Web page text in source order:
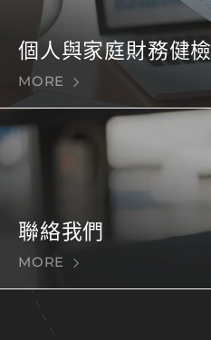
個人與家庭財務健檢
MORE
聯絡我們
MORE